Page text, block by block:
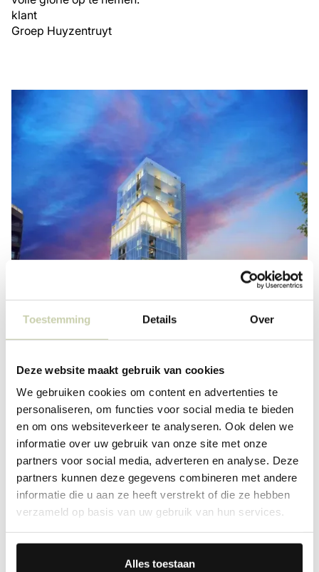
Toestemming Details Over
Deze website maakt gebruik van cookies
We gebruiken cookies om content en advertenties te
personaliseren, om functies voor social media te bieden
en om ons websiteverkeer te analyseren. Ook delen we
informatie over uw gebruik van onze site met onze
partners voor social media, adverteren en analyse. Deze
partners kunnen deze gegevens combineren met andere
informatie die u aan ze heeft verstrekt of die ze hebben
verzameld op basis van uw gebruik van hun services.
Alles toestaan
klant
Groep Huyzentruyt